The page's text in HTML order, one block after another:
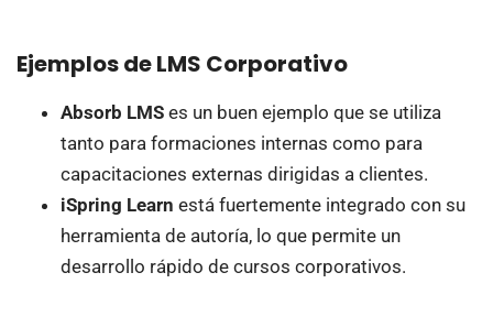
Ejemplos de LMS Corporativo
Absorb LMS es un buen ejemplo que se utiliza
tanto para formaciones internas como para
capacitaciones externas dirigidas a clientes.
iSpring Learn está fuertemente integrado con su
herramienta de autoría, lo que permite un
desarrollo rápido de cursos corporativos.